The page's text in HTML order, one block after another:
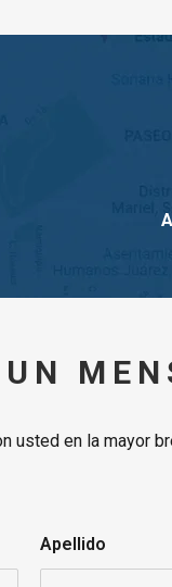
usted en la mayor
Apellido